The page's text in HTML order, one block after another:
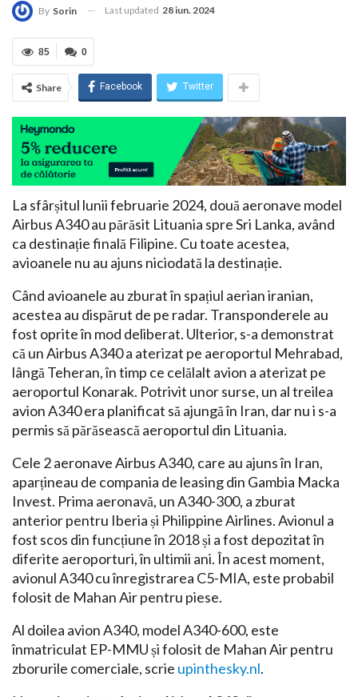
By Sorin Last updated 28 iun. 2024
0
85
Share Facebook Twitter
La sfârșitul lunii februarie 2024, două aeronave model
Airbus A340 au părăsit Lituania spre Sri Lanka, având
ca destinație finală Filipine. Cu toate acestea,
avioanele nu au ajuns niciodată la destinație.
Când avioanele au zburat în spațiul aerian iranian,
acestea au dispărut de pe radar. Transponderele au
fost oprite în mod deliberat. Ulterior, s-a demonstrat
că un Airbus A340 a aterizat pe aeroportul Mehrabad,
lângă Teheran, în timp ce celălalt avion a aterizat pe
aeroportul Konarak. Potrivit unor surse, un al treilea
avion A340 era planificat să ajungă în Iran, dar nu i s-a
permis să părăsească aeroportul din Lituania.
Cele 2 aeronave Airbus A340, care au ajuns în Iran,
aparțineau de compania de leasing din Gambia Macka
Invest. Prima aeronavă, un A340-300, a zburat
anterior pentru Iberia și Philippine Airlines. Avionul a
fost scos din funcțiune în 2018 și a fost depozitat în
diferite aeroporturi, în ultimii ani. În acest moment,
avionul A340 cu înregistrarea C5-MIA, este probabil
folosit de Mahan Air pentru piese.
Al doilea avion A340, model A340-600, este
înmatriculat EP-MMU și folosit de Mahan Air pentru
zborurile comerciale, scrie upinthesky.nl.